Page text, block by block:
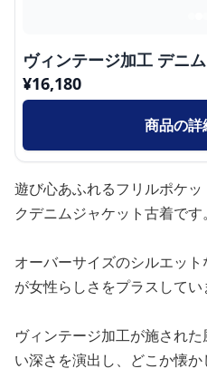
ヴィンテージ加工 デニ
¥16,180
商品の詳
遊び心あふれるフリルポケ
クデニムジャケット古着です。
オーバーサイズのシルエッ
が女性らしさをプラスしてい
ヴィンテージ加工が施され
い深さを演出し、どこか懐か